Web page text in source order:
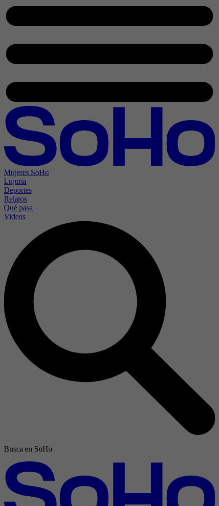
Mujeres SoHo
Lujuria
Deportes
Relatos
Qué pasa
Videos
Busca en SoHo